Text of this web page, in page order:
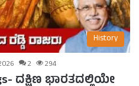
History
2 294
ದಕ್ಷಿಣ ಭಾರತದಲ್ಲಿಯೇ